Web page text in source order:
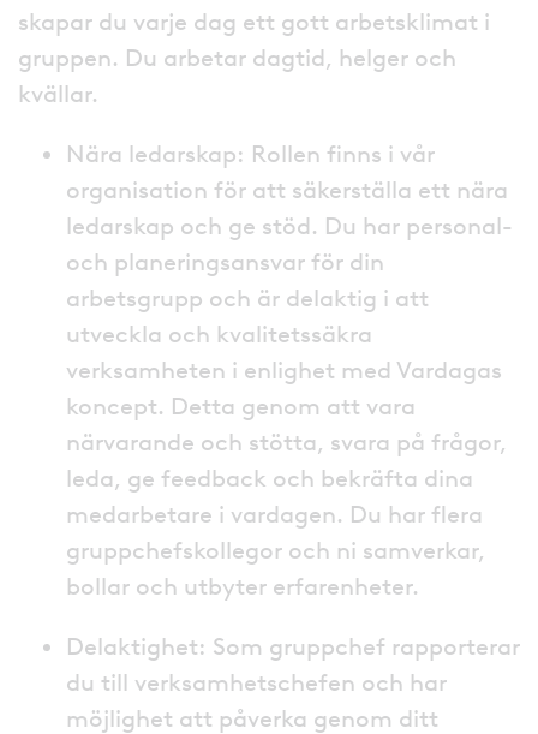
skapar du varje dag ett gott arbetsklimat i
gruppen. Du arbetar dagtid, helger och
kvällar.
Nära ledarskap: Rollen finns i vår
organisation för att säkerställa ett nära
ledarskap och ge stöd. Du har personal-
och planeringsansvar för din
arbetsgrupp och är delaktig i att
utveckla och kvalitetssäkra
verksamheten i enlighet med Vardagas
koncept. Detta genom att vara
närvarande och stötta, svara på frågor,
leda, ge feedback och bekräfta dina
medarbetare i vardagen. Du har flera
gruppchefskollegor och ni samverkar,
bollar och utbyter erfarenheter.
Delaktighet: Som gruppchef rapporterar
du till verksamhetschefen och har
möjlighet att påverka genom ditt